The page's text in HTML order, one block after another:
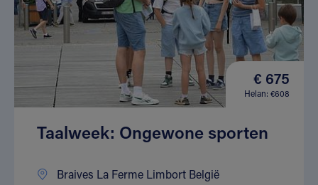
€ 675
Helan: €608
Taalweek: Ongewone sporten
Braives La Ferme Limbort België